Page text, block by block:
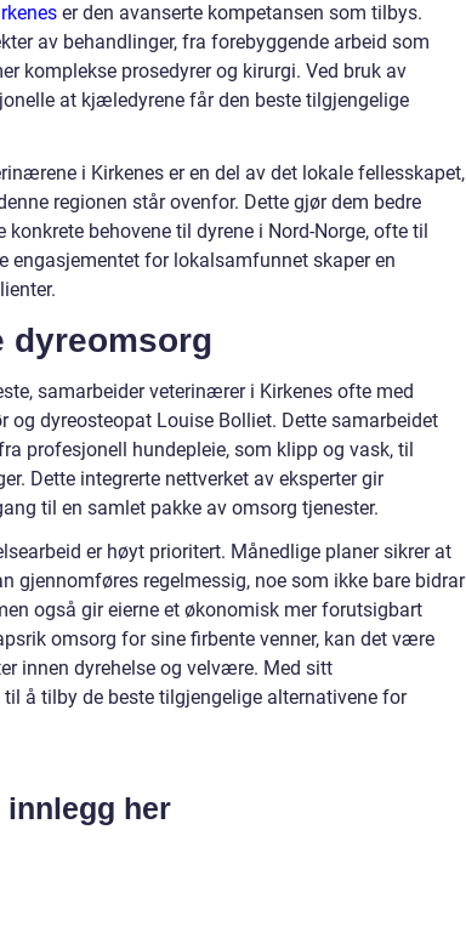
er den avanserte kompetansen som tilbys.
av behandlinger, fra forebyggende arbeid som
komplekse prosedyrer og kirurgi. Ved bruk av
at kjæledyrene får den beste tilgjengelige
i Kirkenes er en del av det lokale fellesskapet,
regionen står ovenfor. Dette gjør dem bedre
behovene til dyrene i Nord-Norge, ofte til
for lokalsamfunnet skaper en
dyreomsorg
samarbeider veterinærer i Kirkenes ofte med
dyreosteopat Louise Bolliet. Dette samarbeidet
profesjonell hundepleie, som klipp og vask, til
Dette integrerte nettverket av eksperter gir
til en samlet pakke av omsorg tjenester.
er høyt prioritert. Månedlige planer sikrer at
gjennomføres regelmessig, noe som ikke bare bidrar
også gir eierne et økonomisk mer forutsigbart
omsorg for sine firbente venner, kan det være
innen dyrehelse og velvære. Med sitt
å tilby de beste tilgjengelige alternativene for
innlegg her